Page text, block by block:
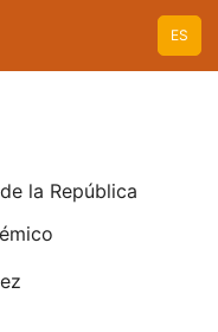
ES
la República